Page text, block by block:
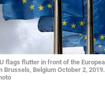
flags flutter in front of the
Brussels, Belgium October 2,